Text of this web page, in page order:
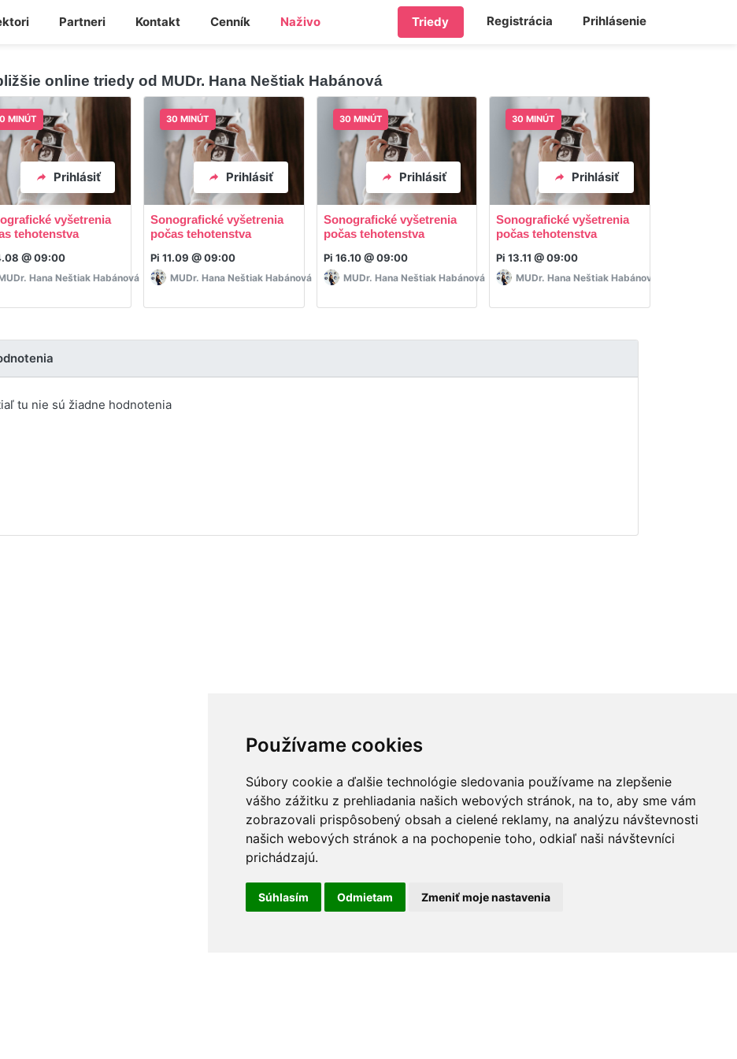
Používame cookies
Súbory cookie a ďalšie technológie sledovania používame na zlepšenie
vášho zážitku z prehliadania našich webových stránok, na to, aby sme vám
zobrazovali prispôsobený obsah a cielené reklamy, na analýzu návštevnosti
našich webových stránok a na pochopenie toho, odkiaľ naši návštevníci
prichádzajú.
Súhlasím Odmietam Zmeniť moje nastavenia
Partneri Kontakt Cenník Naživo Triedy Registrácia Prihlásenie
online triedy od MUDr. Hana Neštiak Habánová
MINÚT
Prihlásiť
vyšetrenia
tehotenstva
@ 09:00
Hana Neštiak Habánová
30 MINÚT
Prihlásiť
Sonografické vyšetrenia
počas tehotenstva
Pi 11.09 @ 09:00
MUDr. Hana Neštiak Habánová
30 MINÚT
Prihlásiť
Sonografické vyšetrenia
počas tehotenstva
Pi 16.10 @ 09:00
MUDr. Hana Neštiak Habánová
30 MINÚT
Prihlásiť
Sonografické vyšetrenia
počas tehotenstva
Pi 13.11 @ 09:00
MUDr. Hana Neštiak Habánová
tu nie sú žiadne hodnotenia